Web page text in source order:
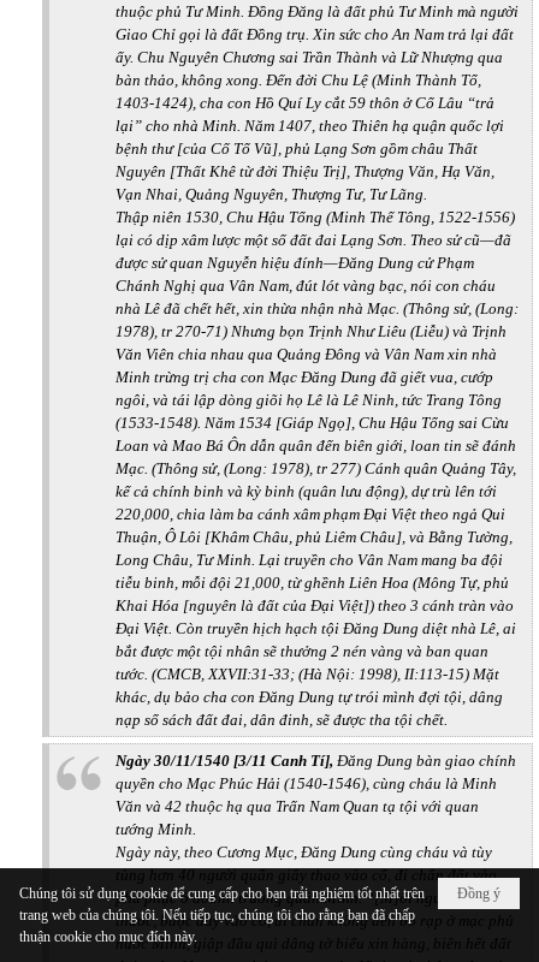
thuộc phủ Tư Minh. Đồng Đăng là đất phủ Tư Minh mà người
Giao Chỉ gọi là đất Đồng trụ. Xin sức cho An Nam trả lại đất
ấy. Chu Nguyên Chương sai Trần Thành và Lữ Nhượng qua
bàn thảo, không xong. Đến đời Chu Lệ (Minh Thành Tổ,
1403-1424), cha con Hồ Quí Ly cắt 59 thôn ở Cổ Lâu “trả
lại” cho nhà Minh. Năm 1407, theo Thiên hạ quận quốc lợi
bệnh thư [của Cố Tổ Vũ], phủ Lạng Sơn gồm châu Thất
Nguyên [Thất Khê từ đời Thiệu Trị], Thượng Văn, Hạ Văn,
Vạn Nhai, Quảng Nguyên, Thượng Tư, Tư Lãng.
Thập niên 1530, Chu Hậu Tổng (Minh Thế Tông, 1522-1556)
lại có dịp xâm lược một số đất đai Lạng Sơn. Theo sử cũ—đã
được sử quan Nguyễn hiệu đính—Đăng Dung cử Phạm
Chánh Nghị qua Vân Nam, đút lót vàng bạc, nói con cháu
nhà Lê đã chết hết, xin thừa nhận nhà Mạc. (Thông sử, (Long:
1978), tr 270-71) Nhưng bọn Trịnh Như Liêu (Liễu) và Trịnh
Văn Viên chia nhau qua Quảng Đông và Vân Nam xin nhà
Minh trừng trị cha con Mạc Đăng Dung đã giết vua, cướp
ngôi, và tái lập dòng giõi họ Lê là Lê Ninh, tức Trang Tông
(1533-1548). Năm 1534 [Giáp Ngọ], Chu Hậu Tổng sai Cừu
Loan và Mao Bá Ôn dẫn quân đến biên giới, loan tin sẽ đánh
Mạc. (Thông sử, (Long: 1978), tr 277) Cánh quân Quảng Tây,
kể cả chính binh và kỳ binh (quân lưu động), dự trù lên tới
220,000, chia làm ba cánh xâm phạm Đại Việt theo ngả Qui
Thuận, Ô Lôi [Khâm Châu, phủ Liêm Châu], và Bằng Tường,
Long Châu, Tư Minh. Lại truyền cho Vân Nam mang ba đội
tiễu binh, mỗi đội 21,000, từ ghềnh Liên Hoa (Mông Tự, phủ
Khai Hóa [nguyên là đất của Đại Việt]) theo 3 cánh tràn vào
Đại Việt. Còn truyền hịch hạch tội Đăng Dung diệt nhà Lê, ai
bắt được một tội nhân sẽ thưởng 2 nén vàng và ban quan
tước. (CMCB, XXVII:31-33; (Hà Nội: 1998), II:113-15) Mặt
khác, dụ bảo cha con Đăng Dung tự trói mình đợi tội, dâng
nạp sổ sách đất đai, dân đinh, sẽ được tha tội chết.
Ngày 30/11/1540 [3/11 Canh Tí], Đăng Dung bàn giao chính
quyền cho Mạc Phúc Hải (1540-1546), cùng cháu là Minh
Văn và 42 thuộc hạ qua Trấn Nam Quan tạ tội với quan
tướng Minh.
Ngày này, theo Cương Mục, Đăng Dung cùng cháu và tùy
tùng hơn 40 người quấn giây thao vào cổ, đi chân đất vào
phủ phục ở doanh trướng quân Minh. “[M]ỗi người đều cầm
thước, buộc dây vào cổ, đi chân không đến bò rạp ở mạc phủ
nước Minh, giập đầu quì dâng tờ biểu xin hàng, biên hết đất
Đồng ý
Chúng tôi sử dụng cookie để cung cấp cho bạn trải nghiệm tốt nhất trên
trang web của chúng tôi. Nếu tiếp tục, chúng tôi cho rằng bạn đã chấp
thuận cookie cho mục đích này.